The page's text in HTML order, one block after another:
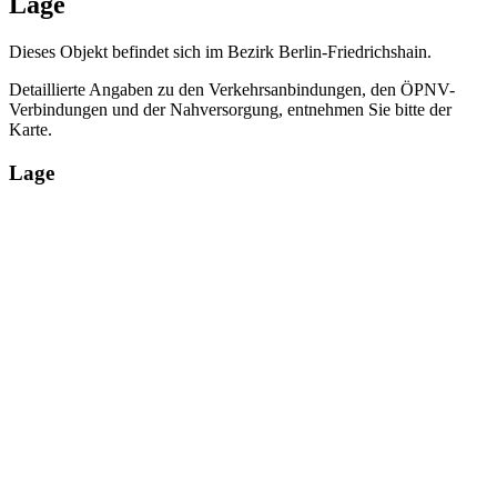
Dieses Objekt befindet sich im Bezirk Berlin-Friedrichshain.
Detaillierte Angaben zu den Verkehrsanbindungen, den ÖPNV-
Verbindungen und der Nahversorgung, entnehmen Sie bitte der
Karte.
Lage